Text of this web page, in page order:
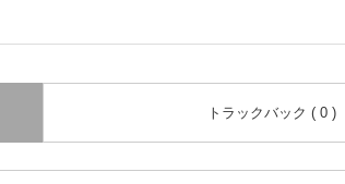
トラックバック ( 0 )